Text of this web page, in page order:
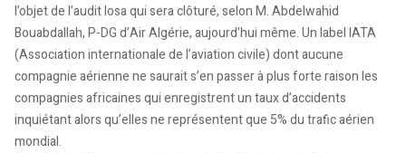
l’objet de l’audit Iosa qui sera clôturé, selon M. Abdelwahid
Bouabdallah, P-DG d’Air Algérie, aujourd’hui même. Un label IATA
(Association internationale de l’aviation civile) dont aucune
compagnie aérienne ne saurait s’en passer à plus forte raison les
compagnies africaines qui enregistrent un taux d’accidents
inquiétant alors qu’elles ne représentent que 5% du trafic aérien
mondial.